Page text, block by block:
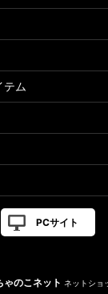
テム
PCサイト
ゃのこネット ネットショ